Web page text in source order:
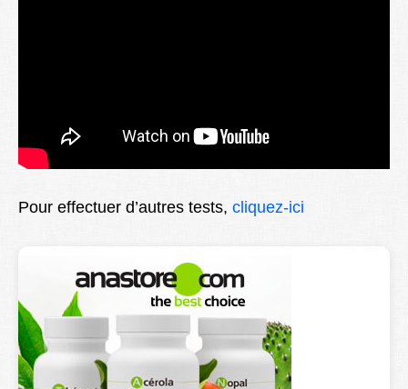
Pour effectuer d’autres tests, cliquez-ici